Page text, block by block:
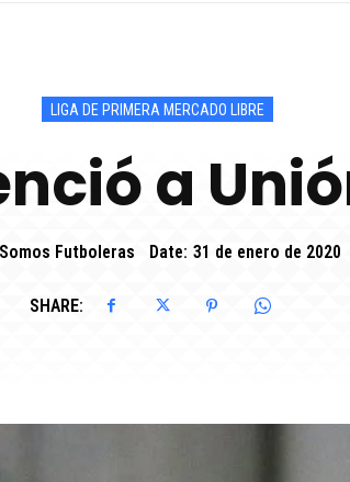
LIGA DE PRIMERA MERCADO LIBRE
a
Somos Futboleras Date: 31 de enero de 2020
SHARE: